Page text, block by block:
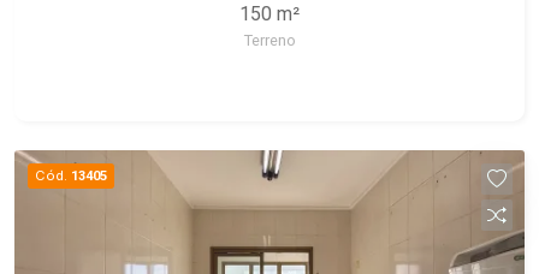
150 m²
Terreno
Cód. 13405